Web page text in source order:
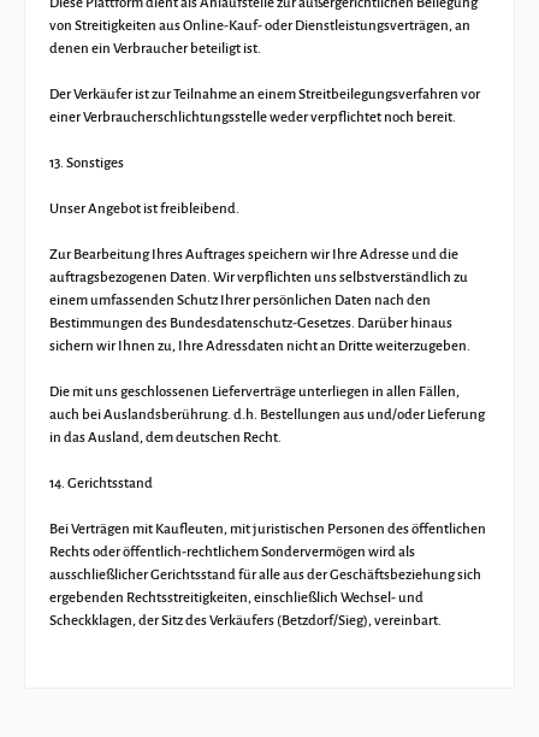
Diese Plattform dient als Anlaufstelle zur außergerichtlichen Beilegung
von Streitigkeiten aus Online-Kauf- oder Dienstleistungsverträgen, an
denen ein Verbraucher beteiligt ist.
Der Verkäufer ist zur Teilnahme an einem Streitbeilegungsverfahren vor
einer Verbraucherschlichtungsstelle weder verpflichtet noch bereit.
13. Sonstiges
Unser Angebot ist freibleibend.
Zur Bearbeitung Ihres Auftrages speichern wir Ihre Adresse und die
auftragsbezogenen Daten. Wir verpflichten uns selbstverständlich zu
einem umfassenden Schutz Ihrer persönlichen Daten nach den
Bestimmungen des Bundesdatenschutz-Gesetzes. Darüber hinaus
sichern wir Ihnen zu, Ihre Adressdaten nicht an Dritte weiterzugeben.
Die mit uns geschlossenen Lieferverträge unterliegen in allen Fällen,
auch bei Auslandsberührung. d.h. Bestellungen aus und/oder Lieferung
in das Ausland, dem deutschen Recht.
14. Gerichtsstand
Bei Verträgen mit Kaufleuten, mit juristischen Personen des öffentlichen
Rechts oder öffentlich-rechtlichem Sondervermögen wird als
ausschließlicher Gerichtsstand für alle aus der Geschäftsbeziehung sich
ergebenden Rechtsstreitigkeiten, einschließlich Wechsel- und
Scheckklagen, der Sitz des Verkäufers (Betzdorf/Sieg), vereinbart.